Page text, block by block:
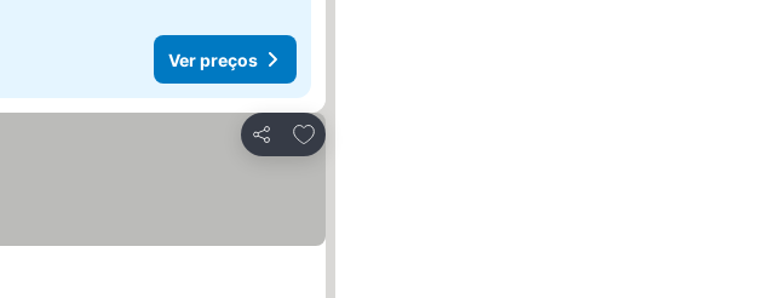
Ver preços
Partilhar
Adicionar aos favoritos